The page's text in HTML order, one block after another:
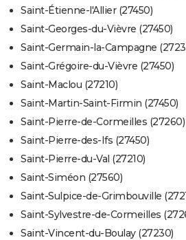
Saint-Étienne-l'Allier (27450)
Saint-Georges-du-Vièvre (27450)
Saint-Germain-la-Campagne
Saint-Grégoire-du-Vièvre (27450)
Saint-Maclou (27210)
Saint-Martin-Saint-Firmin (27450)
Saint-Pierre-de-Cormeilles (27260)
Saint-Pierre-des-Ifs (27450)
Saint-Pierre-du-Val (27210)
Saint-Siméon (27560)
Saint-Sulpice-de-Grimbouville
Saint-Sylvestre-de-Cormeilles
Saint-Vincent-du-Boulay (27230)